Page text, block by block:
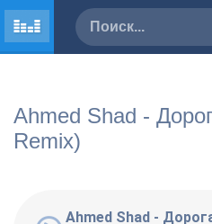
Ahmed Shad -
Remix)
Ahmed Shad -